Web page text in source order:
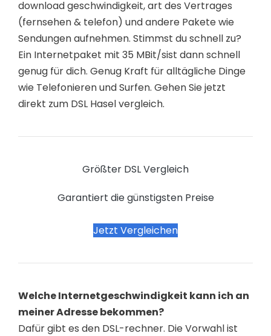
download geschwindigkeit, art des Vertrages
(fernsehen & telefon) und andere Pakete wie
Sendungen aufnehmen. Stimmst du schnell zu?
Ein Internetpaket mit 35 MBit/sist dann schnell
genug für dich. Genug Kraft für alltägliche Dinge
wie Telefonieren und Surfen. Gehen Sie jetzt
direkt zum DSL Hasel vergleich.
Größter DSL Vergleich
Garantiert die günstigsten Preise
Jetzt Vergleichen
Welche Internetgeschwindigkeit kann ich an
meiner Adresse bekommen?
Dafür gibt es den DSL-rechner. Die Vorwahl ist